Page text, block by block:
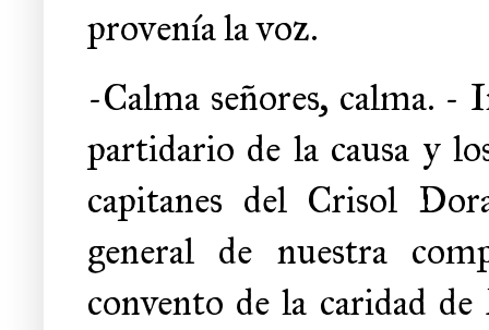
provenía la voz.
-Calma señores, calma. -
partidario de la causa y
capitanes del Crisol
general de nuestra
convento de la caridad